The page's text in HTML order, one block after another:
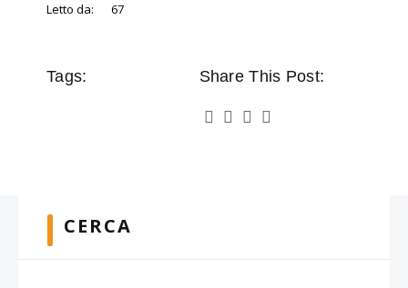
Letto da: 67
Tags: Share This Post:
CERCA